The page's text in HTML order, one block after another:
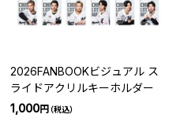
2026FANBOOKビジュアル ス
ライドアクリルキーホルダー
1,000円（税込）